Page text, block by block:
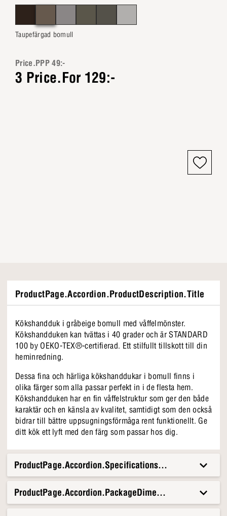
Taupefärgad bomull
Price.PPP 49:-
3 Price.For 129:-
ProductPage.Accordion.ProductDescription.Title
Kökshandduk i gråbeige bomull med våffelmönster.
Kökshandduken kan tvättas i 40 grader och är STANDARD
100 by OEKO-TEX®-certifierad. Ett stilfullt tillskott till din
heminredning.
Dessa fina och härliga kökshanddukar i bomull finns i
olika färger som alla passar perfekt in i de flesta hem.
Kökshandduken har en fin våffelstruktur som ger den både
karaktär och en känsla av kvalitet, samtidigt som den också
bidrar till bättre uppsugningsförmåga rent funktionellt. Ge
ditt kök ett lyft med den färg som passar hos dig.
ProductPage.Accordion.Specifications.Title